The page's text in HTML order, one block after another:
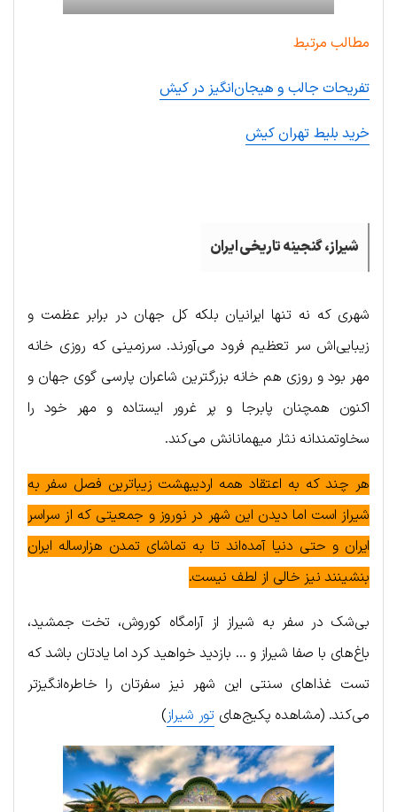
مطالب مرتبط
تفریحات جالب و هیجان‌انگیز در کیش
خرید بلیط تهران کیش
شیراز، گنجینه تاریخی ایران
شهری که نه تنها ایرانیان بلکه کل جهان در برابر عظمت و
زیبایی‌اش سر تعظیم فرود می‌آورند. سرزمینی که روزی خانه
مهر بود و روزی هم خانه بزرگترین شاعران پارسی گوی جهان و
اکنون همچنان پابرجا و پر غرور ایستاده و مهر خود را
سخاوتمندانه نثار میهمانانش می‌کند.
هر چند که به اعتقاد همه اردیبهشت زیباترین فصل سفر به
شیراز است اما دیدن این شهر در نوروز و جمعیتی که از سراسر
ایران و حتی دنیا آمده‌اند تا به تماشای تمدن هزارساله ایران
بنشینند نیز خالی از لطف نیست.
بی‌شک در سفر به شیراز از آرامگاه کوروش، تخت جمشید،
باغ‌های با صفا شیراز و … بازدید خواهید کرد اما یادتان باشد که
تست غذاهای سنتی این شهر نیز سفرتان را خاطره‌انگیزتر
می‌کند. (مشاهده پکیج‌های تور شیراز)